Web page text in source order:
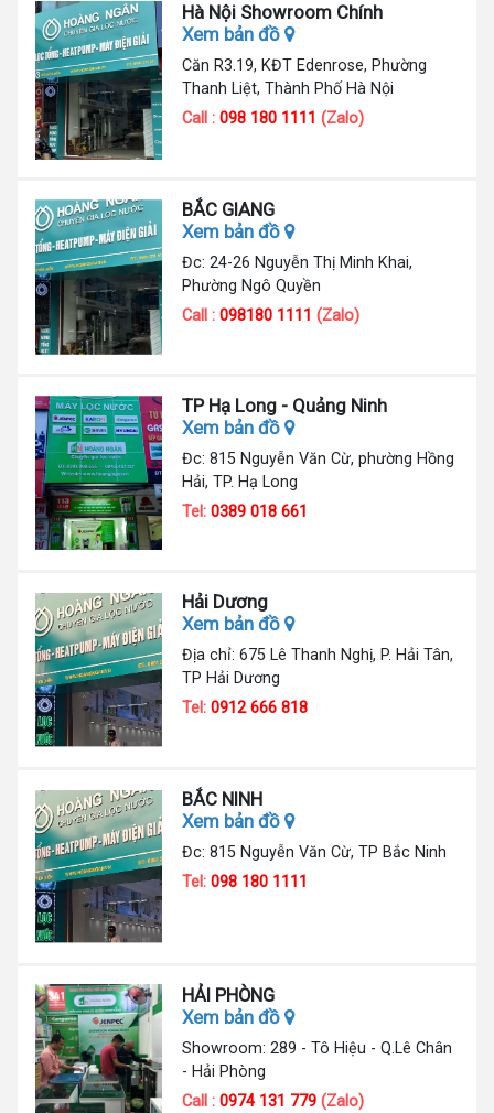
Hà Nội Showroom Chính
Xem bản đồ
Căn R3.19, KĐT Edenrose, Phường
Thanh Liệt, Thành Phố Hà Nội
Call :098 180 1111 (Zalo)
BẮC GIANG
Xem bản đồ
Đc: 24-26 Nguyễn Thị Minh Khai,
Phường Ngô Quyền
Call :098180 1111 (Zalo)
TP Hạ Long - Quảng Ninh
Xem bản đồ
Đc: 815 Nguyễn Văn Cừ, phường Hồng
Hải, TP. Hạ Long
Tel:0389 018 661
Hải Dương
Xem bản đồ
Địa chỉ: 675 Lê Thanh Nghị, P. Hải Tân,
TP Hải Dương
Tel:0912 666 818
BẮC NINH
Xem bản đồ
Đc: 815 Nguyễn Văn Cừ, TP Bắc Ninh
Tel:098 180 1111
HẢI PHÒNG
Xem bản đồ
Showroom: 289 - Tô Hiệu - Q.Lê Chân
- Hải Phòng
Call :0974 131 779 (Zalo)